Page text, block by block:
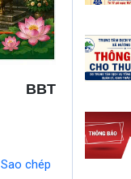
BBT
Sao chép